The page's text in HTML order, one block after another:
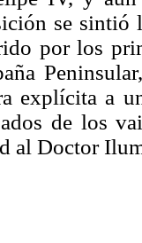
se sintió
por los
explícita a
de los
al Doctor